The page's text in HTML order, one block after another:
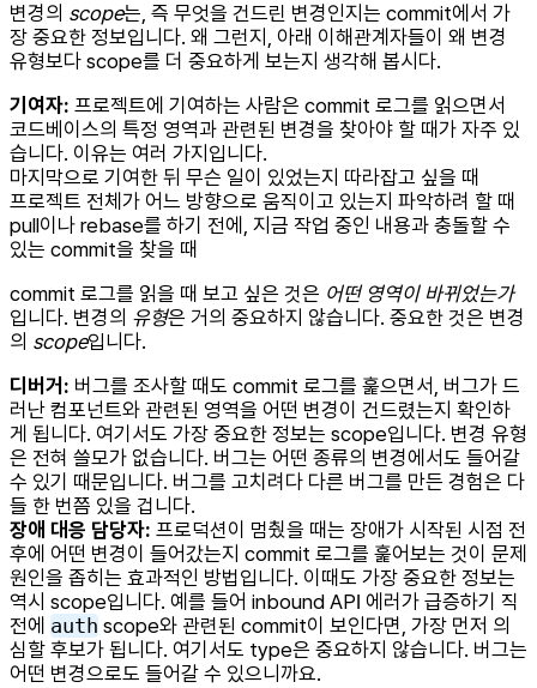
변경의 scope는, 즉 무엇을 건드린 변경인지는 commit에서 가
장 중요한 정보입니다. 왜 그런지, 아래 이해관계자들이 왜 변경
유형보다 scope를 더 중요하게 보는지 생각해 봅시다.
기여자: 프로젝트에 기여하는 사람은 commit 로그를 읽으면서
코드베이스의 특정 영역과 관련된 변경을 찾아야 할 때가 자주 있
습니다. 이유는 여러 가지입니다.
마지막으로 기여한 뒤 무슨 일이 있었는지 따라잡고 싶을 때
프로젝트 전체가 어느 방향으로 움직이고 있는지 파악하려 할 때
pull이나 rebase를 하기 전에, 지금 작업 중인 내용과 충돌할 수
있는 commit을 찾을 때
commit 로그를 읽을 때 보고 싶은 것은 어떤 영역이 바뀌었는가
입니다. 변경의 유형은 거의 중요하지 않습니다. 중요한 것은 변경
의 scope입니다.
디버거: 버그를 조사할 때도 commit 로그를 훑으면서, 버그가 드
러난 컴포넌트와 관련된 영역을 어떤 변경이 건드렸는지 확인하
게 됩니다. 여기서도 가장 중요한 정보는 scope입니다. 변경 유형
은 전혀 쓸모가 없습니다. 버그는 어떤 종류의 변경에서도 들어갈
수 있기 때문입니다. 버그를 고치려다 다른 버그를 만든 경험은 다
들 한 번쯤 있을 겁니다.
장애 대응 담당자: 프로덕션이 멈췄을 때는 장애가 시작된 시점 전
후에 어떤 변경이 들어갔는지 commit 로그를 훑어보는 것이 문제
원인을 좁히는 효과적인 방법입니다. 이때도 가장 중요한 정보는
역시 scope입니다. 예를 들어 inbound API 에러가 급증하기 직
전에 auth scope와 관련된 commit이 보인다면, 가장 먼저 의
심할 후보가 됩니다. 여기서도 type은 중요하지 않습니다. 버그는
어떤 변경으로도 들어갈 수 있으니까요.